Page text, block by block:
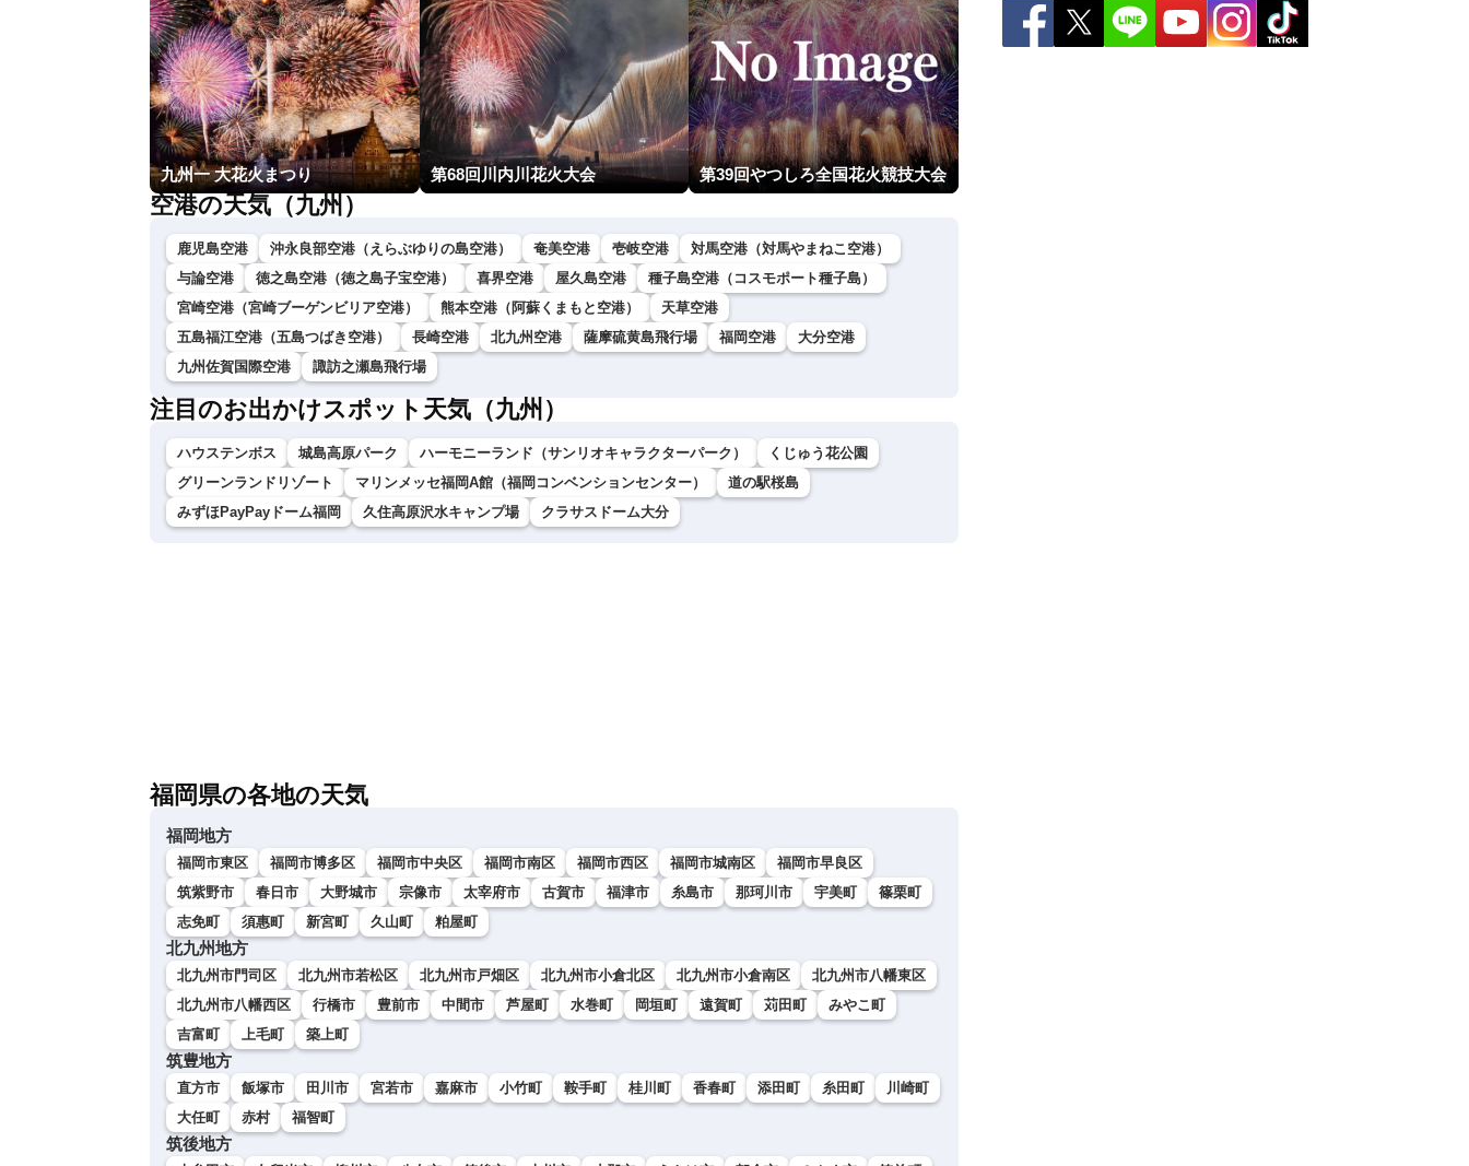
九州一 大花火まつり 第68回川内川花火大会 第39回やつしろ全国花火競技大会
空港の天気（九州）
鹿児島空港 沖永良部空港（えらぶゆりの島空港） 奄美空港 壱岐空港
対馬空港（対馬やまねこ空港）
与論空港
徳之島空港（徳之島子宝空港） 喜界空港 屋久島空港
種子島空港（コスモポート種子島）
宮崎空港（宮崎ブーゲンビリア空港）
熊本空港（阿蘇くまもと空港）
天草空港
五島福江空港（五島つばき空港）
長崎空港 北九州空港 薩摩硫黄島飛行場 福岡空港
大分空港
九州佐賀国際空港
諏訪之瀬島飛行場
注目のお出かけスポット天気（九州）
ハウステンボス 城島高原パーク ハーモニーランド（サンリオキャラクターパーク）
くじゅう花公園
グリーンランドリゾート
マリンメッセ福岡A館（福岡コンベンションセンター）
道の駅桜島
みずほPayPayドーム福岡
久住高原沢水キャンプ場 クラサスドーム大分
福岡県の各地の天気
福岡地方
福岡市東区 福岡市博多区 福岡市中央区 福岡市南区 福岡市西区 福岡市城南区
福岡市早良区
筑紫野市
春日市 大野城市 宗像市 太宰府市 古賀市 福津市 糸島市 那珂川市 宇美町
篠栗町
志免町
須惠町 新宮町 久山町 粕屋町
北九州地方
北九州市門司区 北九州市若松区 北九州市戸畑区 北九州市小倉北区 北九州市小倉南区
北九州市八幡東区
北九州市八幡西区
行橋市 豊前市 中間市 芦屋町 水巻町 岡垣町 遠賀町 苅田町
みやこ町
吉富町
上毛町 築上町
筑豊地方
直方市 飯塚市 田川市 宮若市 嘉麻市 小竹町 鞍手町 桂川町 香春町 添田町 糸田町
川崎町
大任町
赤村 福智町
筑後地方